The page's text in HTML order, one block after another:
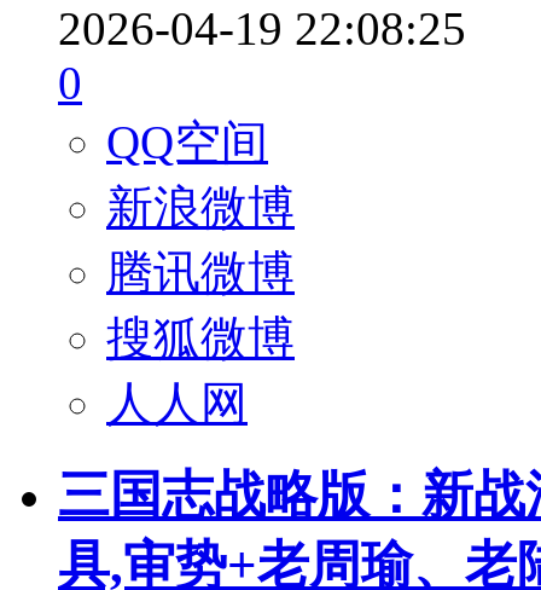
2026-04-19 22:08:25
0
QQ空间
新浪微博
腾讯微博
搜狐微博
人人网
三国志战略版：新
具,审势+老周瑜、老